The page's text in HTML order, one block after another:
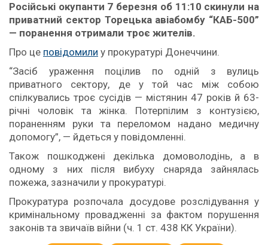
Російські окупанти 7 березня об 11:10 скинули на
приватний сектор Торецька авіабомбу “КАБ-500”
— поранення отримали троє жителів.
Про це повідомили у прокуратурі Донеччини.
“Засіб ураження поцілив по одній з вулиць
приватного сектору, де у той час між собою
спілкувались троє сусідів — містянин 47 років й 63-
річні чоловік та жінка. Потерпілим з контузією,
пораненням руки та переломом надано медичну
допомогу”, — йдеться у повідомленні.
Також пошкоджені декілька домоволодінь, а в
одному з них після вибуху снаряда зайнялась
пожежа, зазначили у прокуратурі.
Прокуратура розпочала досудове розслідування у
кримінальному провадженні за фактом порушення
законів та звичаїв війни (ч. 1 ст. 438 КК України).